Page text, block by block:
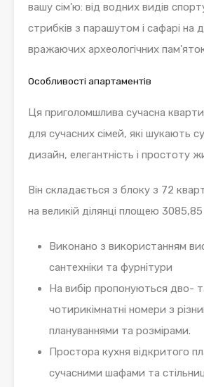
вашу сім'ю: від водних видів
стрибків з парашутом і сафарі на
вражаючих археологічних
Особливості апартаментів
Ця приголомшлива сучасна
для сучасних сімей, які шукають
дизайн, елегантність і простоту
Він складається з блоку з 72
на великій ділянці площею
Виконано з використанням
сантехніки та фурнітури
На вибір пропонуються дво-
чотирикімнатні номери з
плануваннями та розмірами.
Простора кухня відкритого
сучасними шафами та